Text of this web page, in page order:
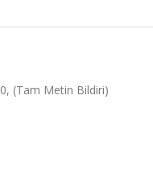
(Tam Metin Bildiri)